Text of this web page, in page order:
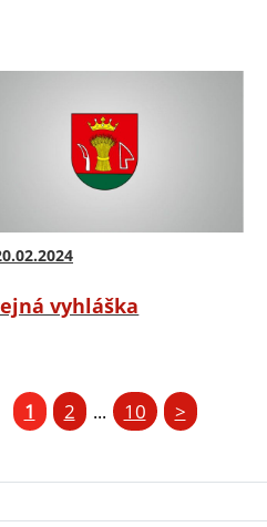
vyhláška
1 2 ... 10 >